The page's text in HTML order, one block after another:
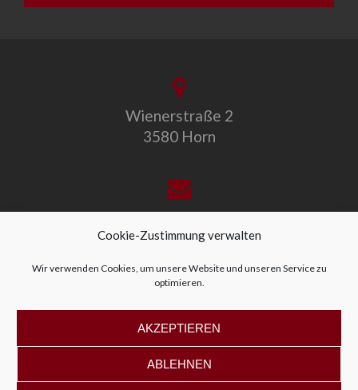
Cookie-Zustimmung verwalten
Wir verwenden Cookies, um unsere Website und unseren Service zu
optimieren.
AKZEPTIEREN
ABLEHNEN
Wienerstraße 2
3580 Horn
office@allegro-vivo.at